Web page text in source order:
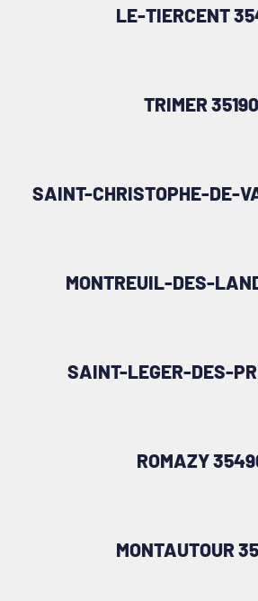
LE-TIERCENT
TRIMER 35190
SAINT-CHRISTOPHE-DE-
MONTREUIL-DES-
SAINT-LEGER-DES-
ROMAZY
MONTAUTOUR